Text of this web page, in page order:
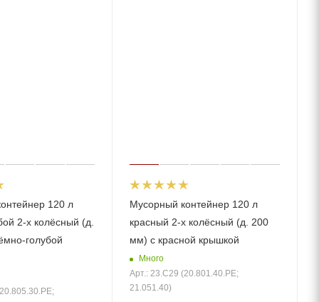
120 л
2-х колёсный (д.
голубой
Мусорный контейнер 120 л
красный 2-х колёсный (д. 200
мм) с красной крышкой
Много
Арт.: 23.C29 (20.801.40.PE;
21.051.40)